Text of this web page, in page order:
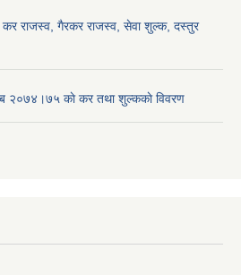
राजस्व, गैरकर राजस्व, सेवा शुल्क, दस्तुर
२०७४।७५ काे कर तथा शुल्ककाे विवरण